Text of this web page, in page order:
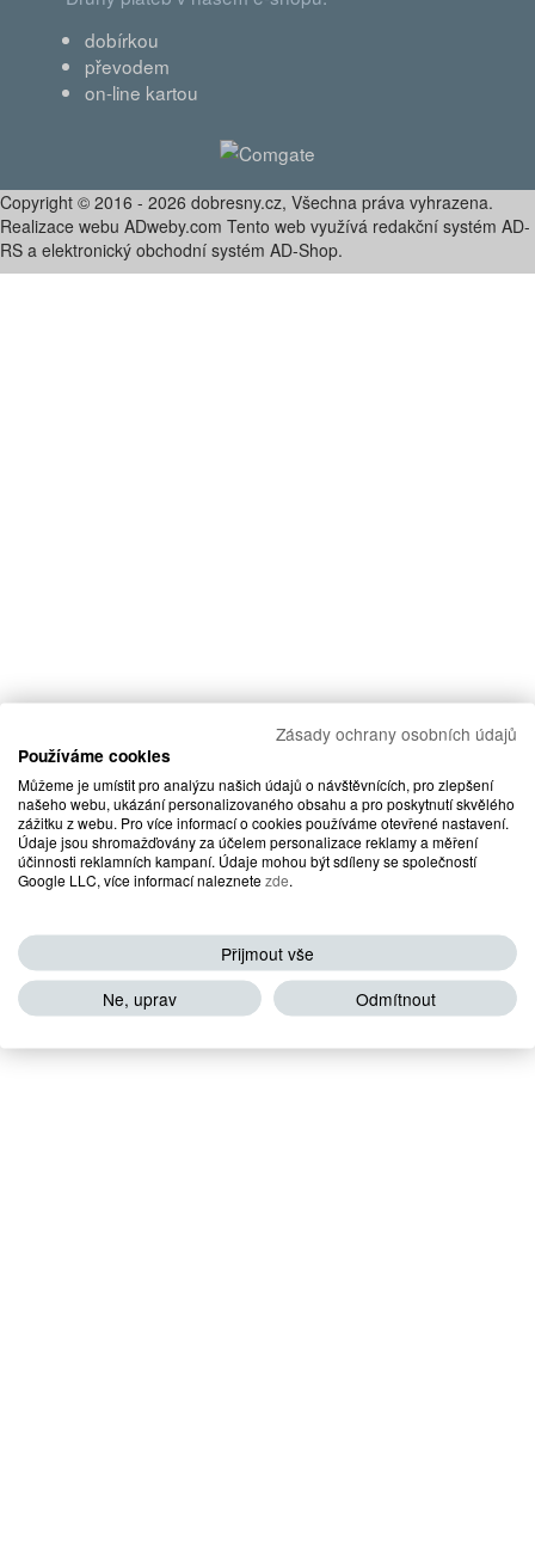
dobírkou
převodem
on-line kartou
Zásady ochrany osobních údajů
Používáme cookies
Můžeme je umístit pro analýzu našich údajů o návštěvnících, pro zlepšení
našeho webu, ukázání personalizovaného obsahu a pro poskytnutí skvělého
zážitku z webu. Pro více informací o cookies používáme otevřené nastavení.
Údaje jsou shromažďovány za účelem personalizace reklamy a měření
účinnosti reklamních kampaní. Údaje mohou být sdíleny se společností
Google LLC, více informací naleznetezde.
Přijmout vše
Ne, uprav
Odmítnout
Copyright © 2016 - 2026 dobresny.cz, Všechna práva vyhrazena.
Realizace webu ADweby.com Tento web využívá redakční systém AD-
RS a elektronický obchodní systém AD-Shop.